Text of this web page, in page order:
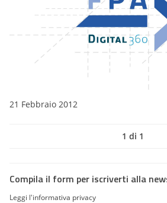
21 Febbraio 2012
1 di 1
Compila il form per iscriverti alla
Leggi l'informativa privacy